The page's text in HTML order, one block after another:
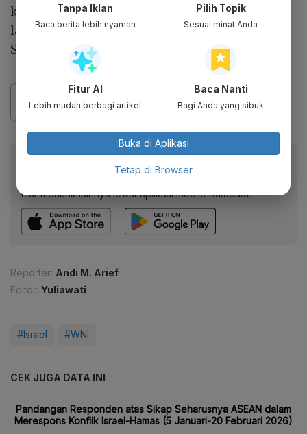
kargo yang IDF ubah jadi penjara di atas
laut," kata Maimon kepada Katadata.co.id,
Selasa (19/5).
Baca artikel ini lewat aplikasi mobile.
fitur menarik lainnya lewat aplikasi mobile Katadata.
Reporter: Andi M. Arief
Editor: Yuliawati
#Israel #WNI
CEK JUGA DATA INI
Tanpa Iklan
Baca berita lebih nyaman
Pilih Topik
Sesuai minat Anda
Fitur AI
Lebih mudah berbagi artikel
Baca Nanti
Bagi Anda yang sibuk
Buka di Aplikasi
Tetap di Browser